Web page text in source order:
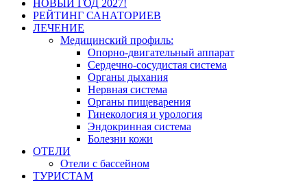
НОВЫЙ ГОД 2027!
РЕЙТИНГ САНАТОРИЕВ
ЛЕЧЕНИЕ
Медицинский профиль:
Опорно-двигательный аппарат
Сердечно-сосудистая система
Органы дыхания
Нервная система
Органы пищеварения
Гинекология и урология
Эндокринная система
Болезни кожи
ОТЕЛИ
Отели с бассейном
ТУРИСТАМ